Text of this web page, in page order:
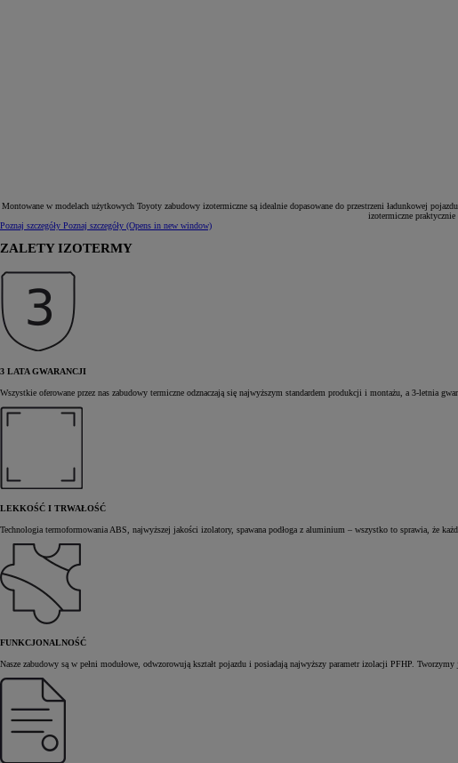
Yaris Cross
HYBRID
Montowane w modelach użytkowych Toyoty zabudowy izotermiczne są idealnie dopasowane do przestrzeni ładunkowej
izotermiczne
Poznaj szczegóły Poznaj szczegóły (Opens in new window)
ZALETY IZOTERMY
3 LATA GWARANCJI
Wszystkie oferowane przez nas zabudowy termiczne odznaczają się najwyższym standardem produkcji i montażu, a 3-letnia
LEKKOŚĆ I TRWAŁOŚĆ
Technologia termoformowania ABS, najwyższej jakości izolatory, spawana podłoga z aluminium – wszystko to sprawia, że
FUNKCJONALNOŚĆ
Nasze zabudowy są w pełni modułowe, odwzorowują kształt pojazdu i posiadają najwyższy parametr izolacji PFHP.